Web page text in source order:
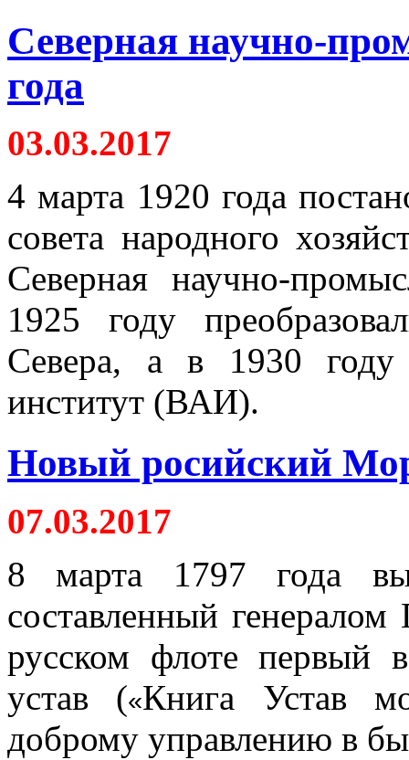
Северная научно-
года
03.03.2017
4 марта 1920 года
совета народного
Северная научно-
1925 году
Севера, а в 1930 году
институт (ВАИ).
Новый росийский
07.03.2017
8 марта 1797 года
составленный
русском флоте первый
устав («Книга Устав
доброму управлению в